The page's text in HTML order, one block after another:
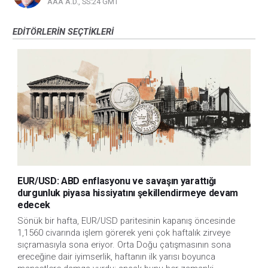
EDITÖRLERIN SEÇTIKLERI
EUR/USD: ABD enflasyonu ve savaşın yarattığı
durgunluk piyasa hissiyatını şekillendirmeye devam
edecek
Sönük bir hafta, EUR/USD paritesinin kapanış öncesinde
1,1560 civarında işlem görerek yeni çok haftalık zirveye
sıçramasıyla sona eriyor. Orta Doğu çatışmasının sona
ereceğine dair iyimserlik, haftanın ilk yarısı boyunca